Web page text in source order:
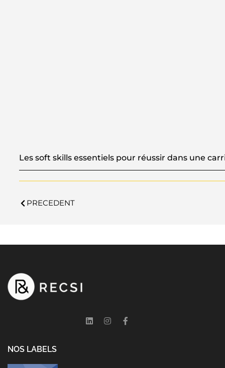
Les soft skills essentiels pour réussir dans une
PRECEDENT
NOS LABELS